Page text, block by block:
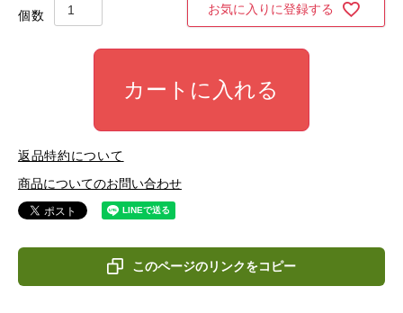
お気に入りに登録する
カートに入れる
返品特約について
商品についてのお問い合わせ
このページのリンクをコピー